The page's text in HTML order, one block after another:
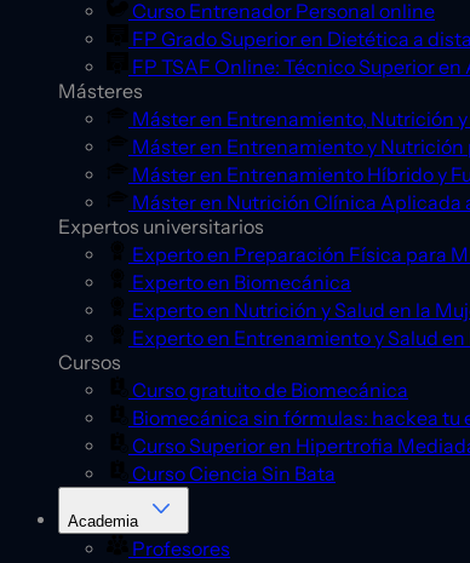
Curso Entrenador Personal online
FP Grado Superior en Dietética a
FP TSAF Online: Técnico Superior
Másteres
Máster en Entrenamiento, Nutrición
Máster en Entrenamiento y
Máster en Entrenamiento Híbrido y
Máster en Nutrición Clínica Aplicada
Expertos universitarios
Experto en Preparación Física para
Experto en Biomecánica
Experto en Nutrición y Salud en la
Experto en Entrenamiento y Salud en
Cursos
Curso gratuito de Biomecánica
Biomecánica sin fórmulas: hackea
Curso Superior en Hipertrofia
Curso Ciencia Sin Bata
Academia
Profesores